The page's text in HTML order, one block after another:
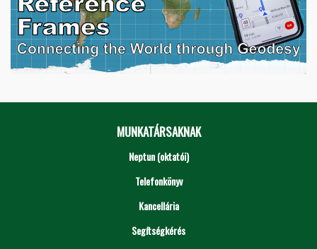
MUNKATÁRSAKNAK
Neptun (oktatói)
Telefonkönyv
Kancellária
Segítségkérés